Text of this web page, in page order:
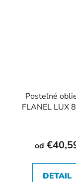
Posteľné
FLANEL LUX
od
DETAIL